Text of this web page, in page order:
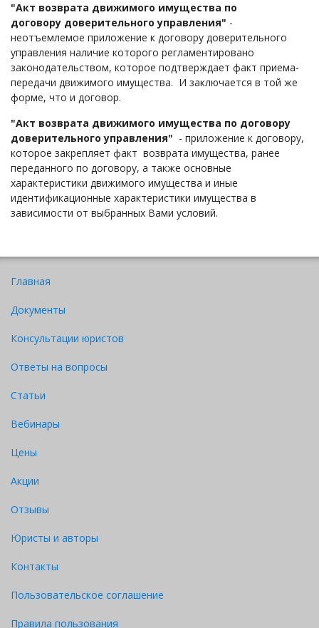
"Акт возврата движимого имущества по
договору доверительного управления" -
неотъемлемое приложение к договору доверительного
управления наличие которого регламентировано
законодательством, которое подтверждает факт приема-
передачи движимого имущества. И заключается в той же
форме, что и договор.
"Акт возврата движимого имущества по договору
доверительного управления" - приложение к договору,
которое закрепляет факт возврата имущества, ранее
переданного по договору, а также основные
характеристики движимого имущества и иные
идентификационные характеристики имущества в
зависимости от выбранных Вами условий.
Главная
Документы
Консультации юристов
Ответы на вопросы
Статьи
Вебинары
Цены
Акции
Отзывы
Юристы и авторы
Контакты
Пользовательское соглашение
Правила пользования